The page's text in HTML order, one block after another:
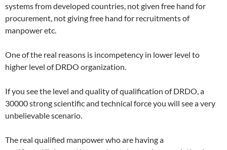
systems from developed countries, not given free hand for
procurement, not giving free hand for recruitments of
manpower etc.
One of the real reasons is incompetency in lower level to
higher level of DRDO organization.
If you see the level and quality of qualification of DRDO, a
30000 strong scientific and technical force you will see a very
unbelievable scenario.
The real qualified manpower who are having a